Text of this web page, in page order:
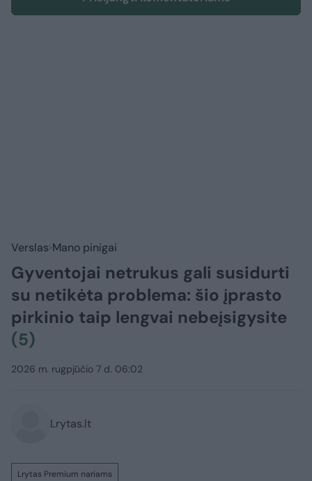
Verslas Mano pinigai
Gyventojai netrukus gali susidurti
su netikėta problema: šio įprasto
pirkinio taip lengvai nebeįsigysite
(5)
2026 m. rugpjūčio 7 d. 06:02
Lrytas.lt
Lrytas Premium nariams